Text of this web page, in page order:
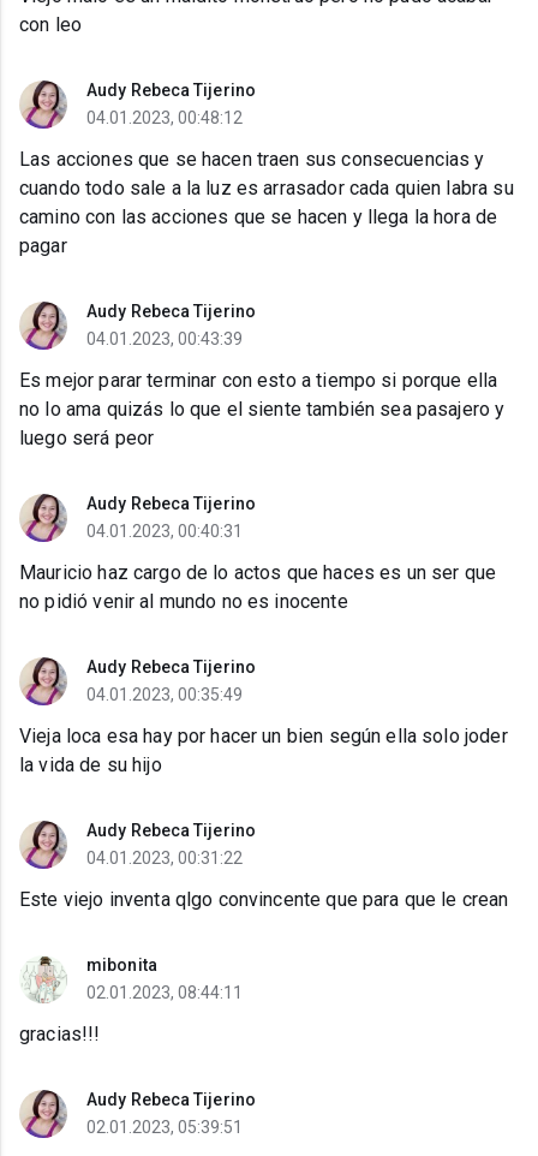
con leo
Audy Rebeca Tijerino
04.01.2023, 00:48:12
Las acciones que se hacen traen sus consecuencias y
cuando todo sale a la luz es arrasador cada quien labra su
camino con las acciones que se hacen y llega la hora de
pagar
Audy Rebeca Tijerino
04.01.2023, 00:43:39
Es mejor parar terminar con esto a tiempo si porque ella
no lo ama quizás lo que el siente también sea pasajero y
luego será peor
Audy Rebeca Tijerino
04.01.2023, 00:40:31
Mauricio haz cargo de lo actos que haces es un ser que
no pidió venir al mundo no es inocente
Audy Rebeca Tijerino
04.01.2023, 00:35:49
Vieja loca esa hay por hacer un bien según ella solo joder
la vida de su hijo
Audy Rebeca Tijerino
04.01.2023, 00:31:22
Este viejo inventa qlgo convincente que para que le crean
mibonita
02.01.2023, 08:44:11
gracias!!!
Audy Rebeca Tijerino
02.01.2023, 05:39:51